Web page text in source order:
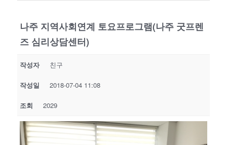
나주 지역사회연계 토요프로그램(나주 굿프렌
즈 심리상담센터)
작성자 친구
작성일 2018-07-04 11:08
조회 2029